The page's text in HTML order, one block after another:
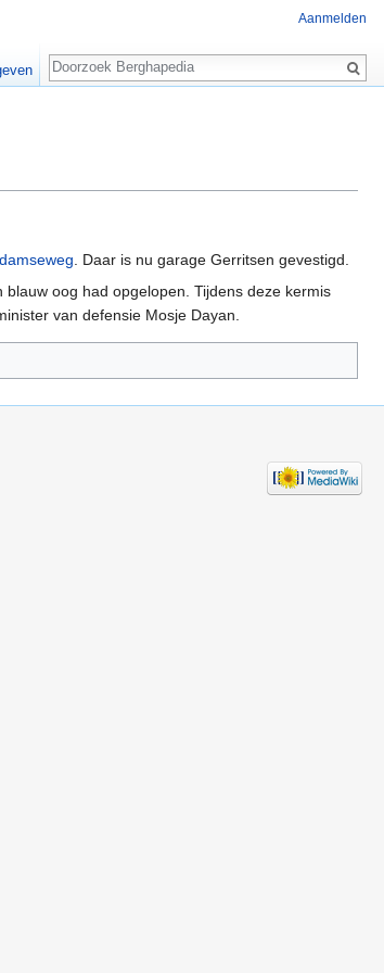
. Daar is nu garage Gerritsen gevestigd.
blauw oog had opgelopen. Tijdens deze kermis
van defensie Mosje Dayan.
Aanmelden
Zoeken